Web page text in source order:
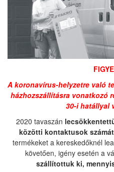
A koronavírus-helyzetre való
házhozszállításra vonatkozó
30-i hatállyal
2020 tavaszán
közötti kontaktusok számát
termékeket a kereskedőknél
követően, igény esetén a
szállítottuk ki,